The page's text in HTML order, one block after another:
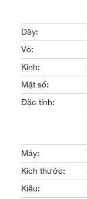
Dây:
Vỏ:
Kính:
Mặt số:
Đặc tính:
Máy:
Kích thước:
Kiểu: